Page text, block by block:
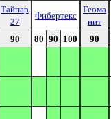
Тайпар
27
Фибертекс
Геома
нит
90
80 90 100 90